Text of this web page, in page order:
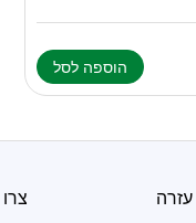
הוספה לסל
עזרה